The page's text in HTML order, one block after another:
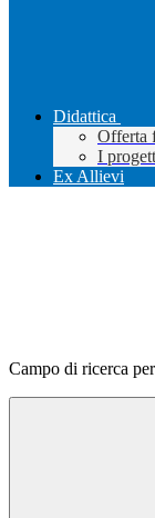
Didattica
Offerta
I
Ex Allievi
Campo di ricerca